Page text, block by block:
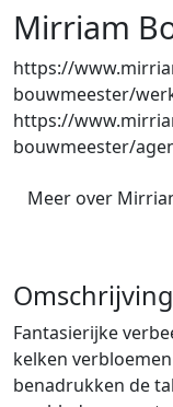
Mirriam
https://
bouwmeester/
https://
bouwmeester/
Meer over
Omschrijving
Fantasierijke
kelken
benadrukken de